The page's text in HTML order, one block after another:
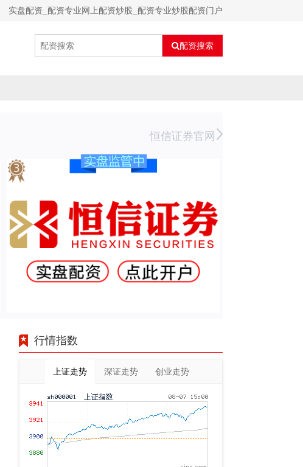
实盘配资_配资专业网上配资炒股_配资专业炒股配资门户
配资搜索
恒信证券官网
行情指数
上证走势 深证走势 创业走势